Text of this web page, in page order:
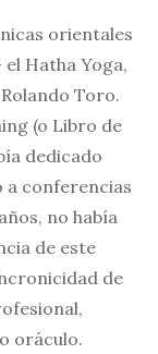
orientales
Hatha Yoga,
Toro.
(o Libro de
dedicado
a conferencias
no había
de este
de
oráculo.